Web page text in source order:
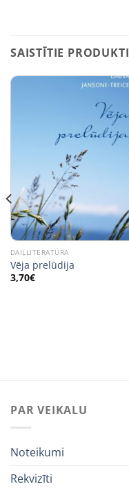
SAISTĪTIE PRODUKTI
DAIĻLITERATŪRA
Vēja prelūdija
3,70€
PAR VEIKALU
Noteikumi
Rekvizīti